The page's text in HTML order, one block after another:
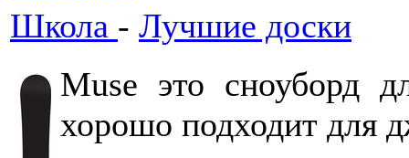
Школа - Лучшие доски
Muse это сноуборд
хорошо подходит для